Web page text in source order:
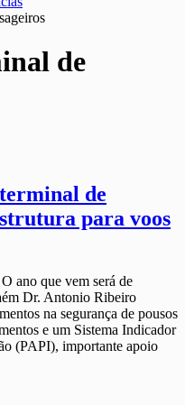
de
de
para voos
ano que vem será de
Dr. Antonio Ribeiro
na segurança de pousos
e um Sistema Indicador
(PAPI), importante apoio